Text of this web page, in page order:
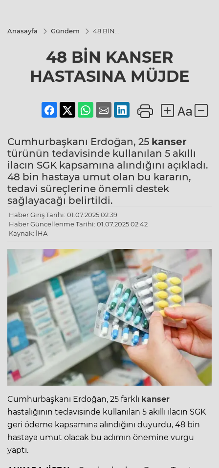
Anasayfa Gündem
48 BİN
MÜJDE
48 BİN KANSER
HASTASINA MÜJDE
Cumhurbaşkanı Erdoğan, 25 kanser
türünün tedavisinde kullanılan 5 akıllı
ilacın SGK kapsamına alındığını açıkladı.
48 bin hastaya umut olan bu kararın,
tedavi süreçlerine önemli destek
sağlayacağı belirtildi.
Haber Giriş Tarihi: 01.07.2025 02:39
Haber Güncellenme Tarihi: 01.07.2025 02:42
Kaynak: İHA
Cumhurbaşkanı Erdoğan, 25 farklı kanser
hastalığının tedavisinde kullanılan 5 akıllı ilacın SGK
geri ödeme kapsamına alındığını duyurdu, 48 bin
hastaya umut olacak bu adımın önemine vurgu
yaptı.